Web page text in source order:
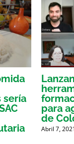
sería
para
de
Abril 7,